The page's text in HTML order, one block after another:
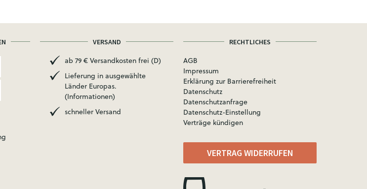
VERSAND
ab 79 € Versandkosten frei (D)
Lieferung in ausgewählte
Länder Europas.
(Informationen)
schneller Versand
RECHTLICHES
AGB
Impressum
Erklärung zur Barrierefreiheit
Datenschutz
Datenschutzanfrage
Datenschutz-Einstellung
Verträge kündigen
VERTRAG WIDERRUFEN